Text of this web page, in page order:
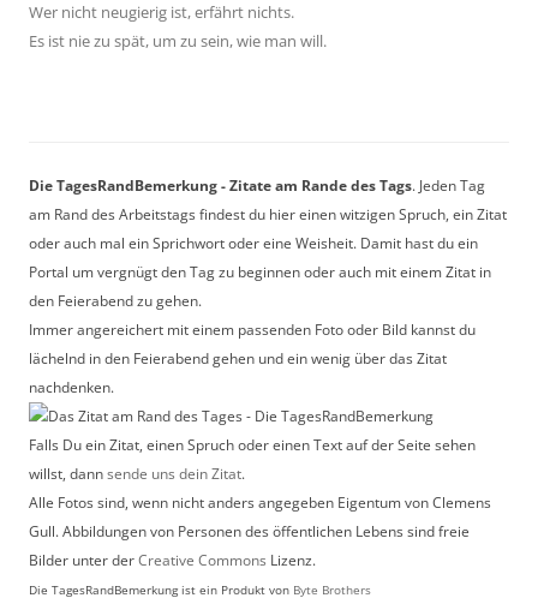
Wer nicht neugierig ist, erfährt nichts.
Es ist nie zu spät, um zu sein, wie man will.
Die TagesRandBemerkung - Zitate am Rande des Tags. Jeden Tag
am Rand des Arbeitstags findest du hier einen witzigen Spruch, ein Zitat
oder auch mal ein Sprichwort oder eine Weisheit. Damit hast du ein
Portal um vergnügt den Tag zu beginnen oder auch mit einem Zitat in
den Feierabend zu gehen.
Immer angereichert mit einem passenden Foto oder Bild kannst du
lächelnd in den Feierabend gehen und ein wenig über das Zitat
nachdenken.
Falls Du ein Zitat, einen Spruch oder einen Text auf der Seite sehen
willst, dannsende uns dein Zitat.
Alle Fotos sind, wenn nicht anders angegeben Eigentum von Clemens
Gull. Abbildungen von Personen des öffentlichen Lebens sind freie
Bilder unter derCreative Commons Lizenz.
Die TagesRandBemerkung ist ein Produkt von Byte Brothers